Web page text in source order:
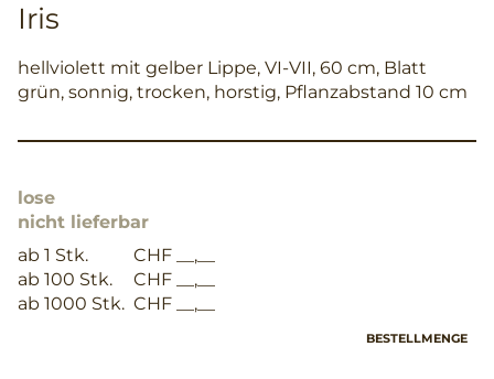
Iris
hellviolett mit gelber Lippe, VI-VII, 60 cm, Blatt
grün, sonnig, trocken, horstig, Pflanzabstand 10 cm
lose
nicht lieferbar
ab 1 Stk.
CHF __,__
ab 100 Stk.
CHF __,__
ab 1000 Stk. CHF __,__
BESTELLMENGE